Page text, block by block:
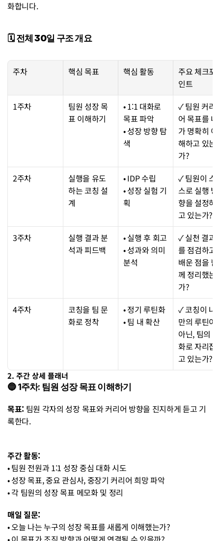
화합니다.
🗓️ 전체 30일 구조 개요
주차 핵심 목표 핵심 활동
주요 체크포
인트
1주차
팀원 성장 목
표 이해하기
• 1:1 대화로
목표 파악
• 성장 방향 탐
색
✓ 팀원 커리
어 목표를 내
가 명확히 이
해하고 있는
가?
2주차
실행을 유도
하는 코칭 설
계
• IDP 수립
• 성장 실험 기
획
✓ 팀원이 스
스로 실행 방
향을 설정하
고 있는가?
3주차
실행 결과 분
석과 피드백
• 실행 후 회고
• 성과와 의미
분석
✓ 실천 결과
를 점검하고
배운 점을 함
께 정리했는
가?
4주차
코칭을 팀 문
화로 정착
• 정기 루틴화
• 팀 내 확산
✓ 코칭이 나
만의 루틴이
아닌, 팀의 문
화로 자리잡
고 있는가?
2. 주간 상세 플래너
🔵 1주차: 팀원 성장 목표 이해하기
목표: 팀원 각자의 성장 목표와 커리어 방향을 진지하게 듣고 기
록한다.
주간 활동:
• 팀원 전원과 1:1 성장 중심 대화 시도
• 성장 목표, 중요 관심사, 중장기 커리어 희망 파악
• 각 팀원의 성장 목표 메모화 및 정리
매일 질문:
• 오늘 나는 누구의 성장 목표를 새롭게 이해했는가?